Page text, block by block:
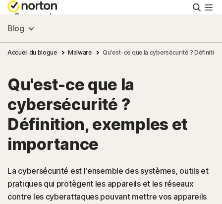
Personnel
Small Business
Ressources
Support
Essayer gratuitement
Blog
Accueil du blogue Malware Qu'est-ce que la cybersécurité ?
Qu'est-ce que la
cybersécurité ?
Définition, exemples et
importance
La cybersécurité est l'ensemble des systèmes, outils et
pratiques qui protègent les appareils et les réseaux
contre les cyberattaques pouvant mettre vos appareils